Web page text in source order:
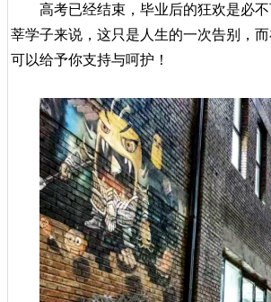
高考已经结束，毕业后的狂欢是必
莘学子来说，这只是人生的一次告别，
可以给予你支持与呵护！